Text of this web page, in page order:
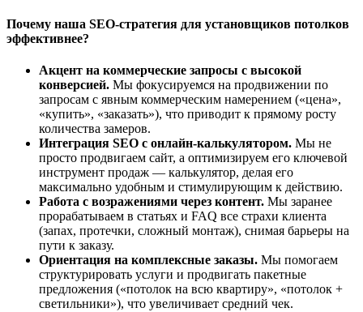
Почему наша SEO-стратегия для установщиков потолков
эффективнее?
Акцент на коммерческие запросы с высокой
конверсией. Мы фокусируемся на продвижении по
запросам с явным коммерческим намерением («цена»,
«купить», «заказать»), что приводит к прямому росту
количества замеров.
Интеграция SEO с онлайн-калькулятором. Мы не
просто продвигаем сайт, а оптимизируем его ключевой
инструмент продаж — калькулятор, делая его
максимально удобным и стимулирующим к действию.
Работа с возражениями через контент. Мы заранее
прорабатываем в статьях и FAQ все страхи клиента
(запах, протечки, сложный монтаж), снимая барьеры на
пути к заказу.
Ориентация на комплексные заказы. Мы помогаем
структурировать услуги и продвигать пакетные
предложения («потолок на всю квартиру», «потолок +
светильники»), что увеличивает средний чек.